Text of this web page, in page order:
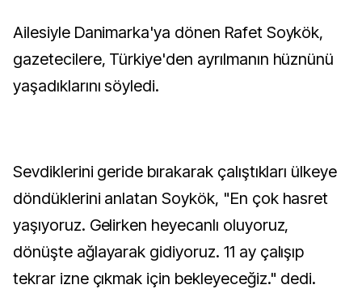
Ailesiyle Danimarka'ya dönen Rafet Soykök,
gazetecilere, Türkiye'den ayrılmanın hüznünü
yaşadıklarını söyledi.
Sevdiklerini geride bırakarak çalıştıkları ülkeye
döndüklerini anlatan Soykök, "En çok hasret
yaşıyoruz. Gelirken heyecanlı oluyoruz,
dönüşte ağlayarak gidiyoruz. 11 ay çalışıp
tekrar izne çıkmak için bekleyeceğiz." dedi.